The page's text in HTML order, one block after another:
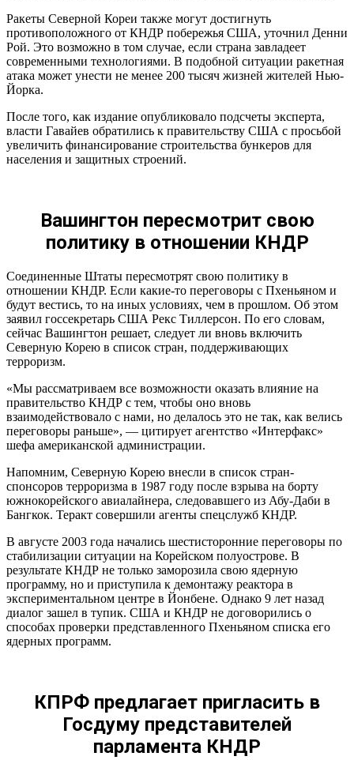
Ракеты Северной Кореи также могут достигнуть
противоположного от КНДР побережья США, уточнил Денни
Рой. Это возможно в том случае, если страна завладеет
современными технологиями. В подобной ситуации ракетная
атака может унести не менее 200 тысяч жизней жителей Нью-
Йорка.
После того, как издание опубликовало подсчеты эксперта,
власти Гавайев обратились к правительству США с просьбой
увеличить финансирование строительства бункеров для
населения и защитных строений.
Вашингтон пересмотрит свою
политику в отношении КНДР
Соединенные Штаты пересмотрят свою политику в
отношении КНДР. Если какие-то переговоры с Пхеньяном и
будут вестись, то на иных условиях, чем в прошлом. Об этом
заявил госсекретарь США Рекс Тиллерсон. По его словам,
сейчас Вашингтон решает, следует ли вновь включить
Северную Корею в список стран, поддерживающих
терроризм.
«Мы рассматриваем все возможности оказать влияние на
правительство КНДР с тем, чтобы оно вновь
взаимодействовало с нами, но делалось это не так, как велись
переговоры раньше», — цитирует агентство «Интерфакс»
шефа американской администрации.
Напомним, Северную Корею внесли в список стран-
спонсоров терроризма в 1987 году после взрыва на борту
южнокорейского авиалайнера, следовавшего из Абу-Даби в
Бангкок. Теракт совершили агенты спецслужб КНДР.
В августе 2003 года начались шестисторонние переговоры по
стабилизации ситуации на Корейском полуострове. В
результате КНДР не только заморозила свою ядерную
программу, но и приступила к демонтажу реактора в
экспериментальном центре в Йонбене. Однако 9 лет назад
диалог зашел в тупик. США и КНДР не договорились о
способах проверки представленного Пхеньяном списка его
ядерных программ.
КПРФ предлагает пригласить в
Госдуму представителей
парламента КНДР